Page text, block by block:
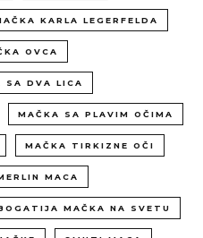
KARLA LEGERFELDA
OVCA
SA DVA LICA
MAČKA SA PLAVIM OČIMA
MAČKA TIRKIZNE OČI
MACA
MAČKA NA SVETU